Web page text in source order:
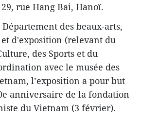
rue Hang Bai, Hanoï.
des beaux-arts,
d'exposition (relevant du
des Sports et du
avec le musée des
l’exposition a pour but
anniversaire de la fondation
du Vietnam (3 février).